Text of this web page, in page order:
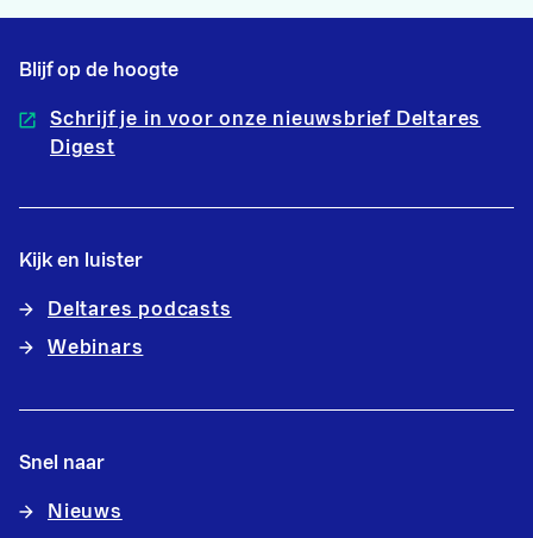
Blijf op de hoogte
Schrijf je in voor onze nieuwsbrief Deltares
Digest
Kijk en luister
Deltares podcasts
Webinars
Snel naar
Nieuws